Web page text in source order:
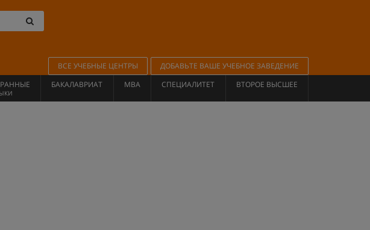
ВСЕ УЧЕБНЫЕ ЦЕНТРЫ
ДОБАВЬТЕ ВАШЕ УЧЕБНОЕ ЗАВЕДЕНИЕ
БАКАЛАВРИАТ MBA СПЕЦИАЛИТЕТ ВТОРОЕ ВЫСШЕЕ